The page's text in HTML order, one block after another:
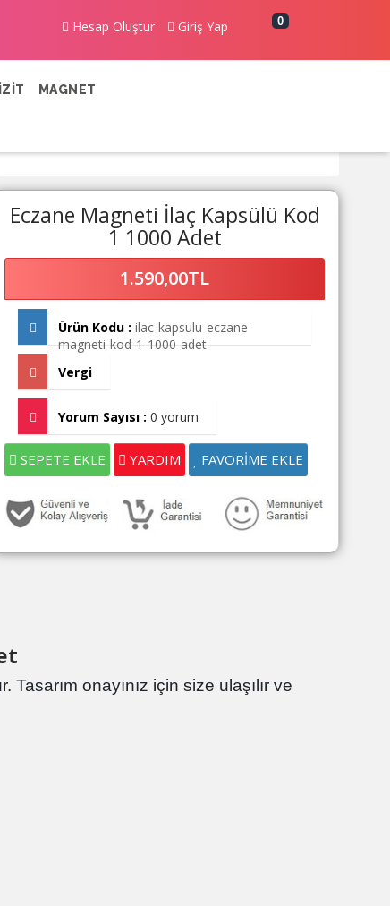
Hesap Oluştur Giriş Yap 0
MAGNET
Eczane Magneti İlaç Kapsülü Kod
1 1000 Adet
1.590,00TL
Ürün Kodu : ilac-kapsulu-eczane-
magneti-kod-1-1000-adet
Vergi
Yorum Sayısı : 0 yorum
SEPETE EKLE YARDIM FAVORİME EKLE
onayınız için size ulaşılır ve